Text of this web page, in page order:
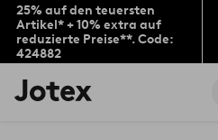
25% auf den teuersten
Artikel* + 10% extra auf
reduzierte Preise**. Code:
424882
Jotex-
Logo